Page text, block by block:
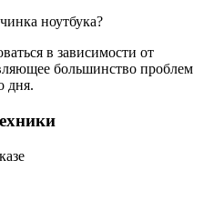
ноутбука?
в зависимости от
большинство проблем
дня.